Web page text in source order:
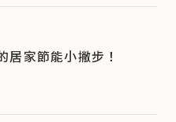
居家節能小撇步！